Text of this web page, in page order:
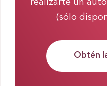
realizarte un
(sólo
Obtén